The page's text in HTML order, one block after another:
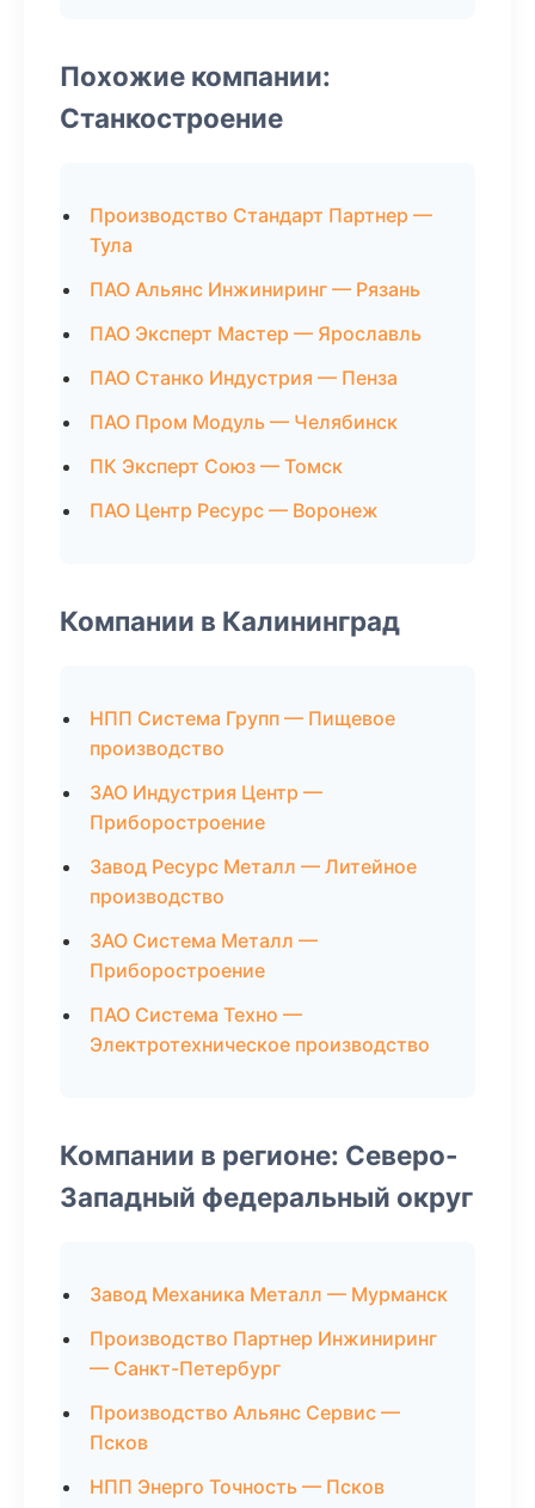
Похожие компании:
Станкостроение
Производство Стандарт Партнер —
Тула
ПАО Альянс Инжиниринг — Рязань
ПАО Эксперт Мастер — Ярославль
ПАО Станко Индустрия — Пенза
ПАО Пром Модуль — Челябинск
ПК Эксперт Союз — Томск
ПАО Центр Ресурс — Воронеж
Компании в Калининград
НПП Система Групп — Пищевое
производство
ЗАО Индустрия Центр —
Приборостроение
Завод Ресурс Металл — Литейное
производство
ЗАО Система Металл —
Приборостроение
ПАО Система Техно —
Электротехническое производство
Компании в регионе: Северо-
Западный федеральный округ
Завод Механика Металл — Мурманск
Производство Партнер Инжиниринг
— Санкт-Петербург
Производство Альянс Сервис —
Псков
НПП Энерго Точность — Псков